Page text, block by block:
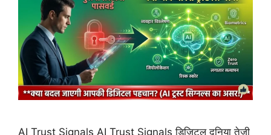
AI Trust Signals AI Trust Signals डिजिटल दुनिया तेजी